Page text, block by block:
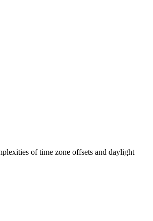
of time zone offsets and daylight